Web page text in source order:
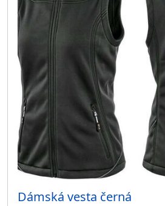
Dámská vesta černá